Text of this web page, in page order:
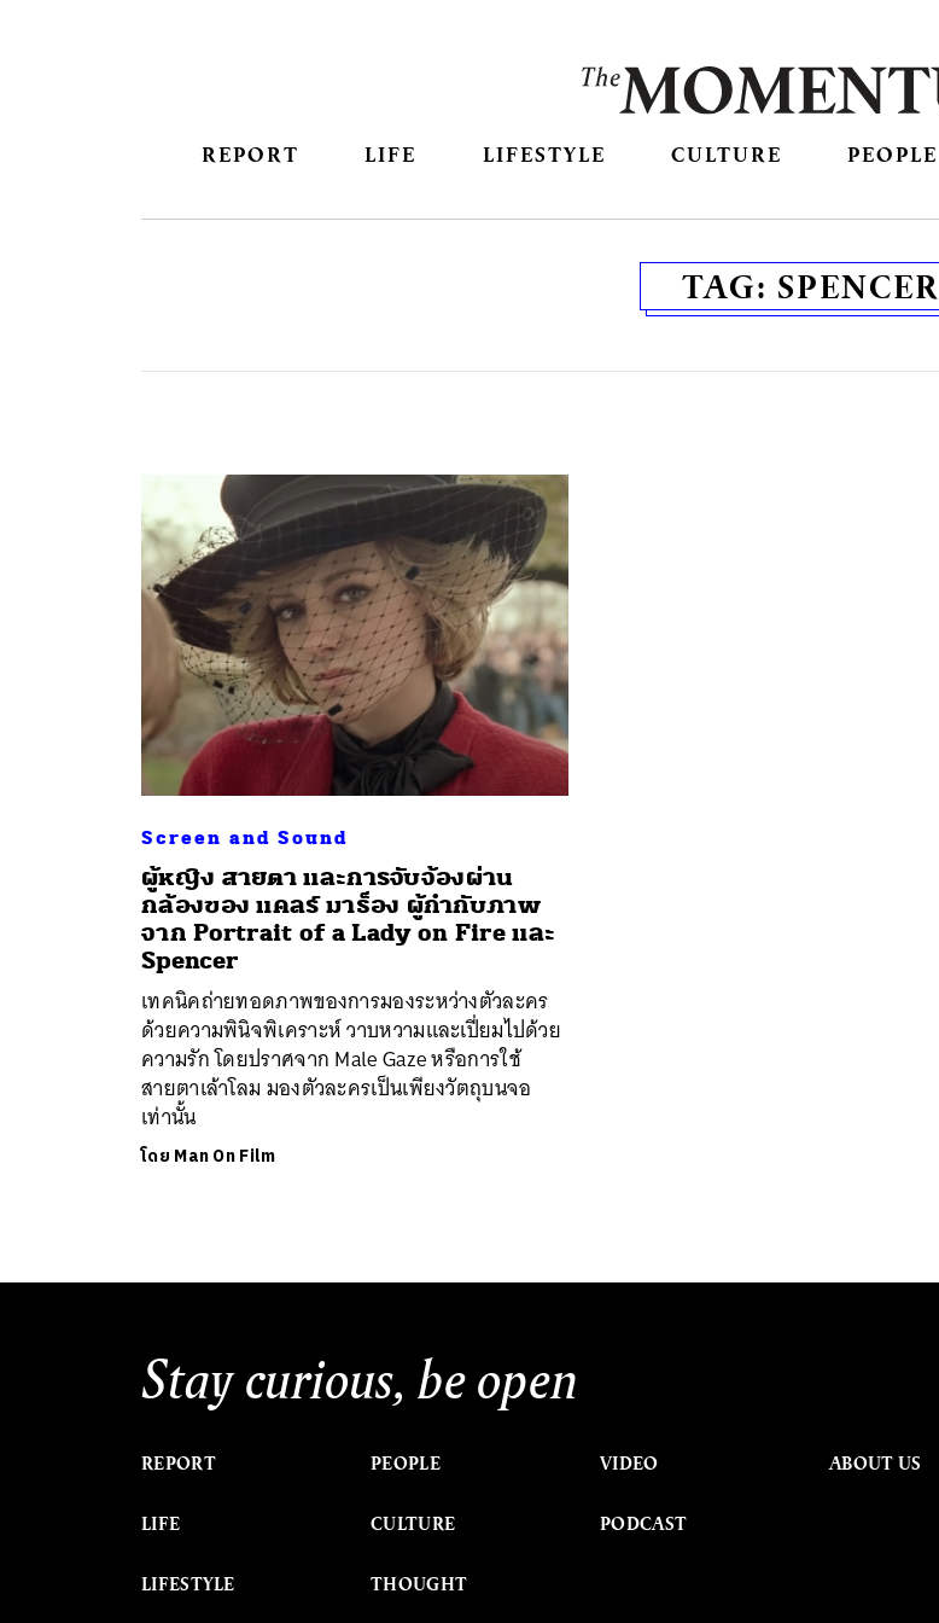
REPORT LIFE LIFESTYLE CULTURE PEOPLE
TAG: SPENCER
Screen and Sound
ผู้หญิง สายตา และการจับจ้องผ่าน
กล้องของ แคลร์ มาธ็อง ผู้กำกับภาพ
จาก Portrait of a Lady on Fire และ
Spencer
เทคนิคถ่ายทอดภาพของการมองระหว่างตัวละคร
ด้วยความพินิจพิเคราะห์ วาบหวามและเปี่ยมไปด้วย
ความรัก โดยปราศจาก Male Gaze หรือการใช้
สายตาเล้าโลม มองตัวละครเป็นเพียงวัตถุบนจอ
เท่านั้น
โดย Man On Film
Stay curious, be open
REPORT
LIFE
LIFESTYLE
PEOPLE
CULTURE
THOUGHT
VIDEO
PODCAST
ABOUT US
ค้นหา